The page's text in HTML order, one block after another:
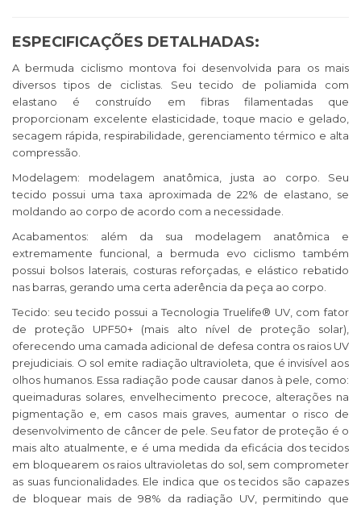
ESPECIFICAÇÕES DETALHADAS:
A bermuda ciclismo montova foi desenvolvida para os mais
diversos tipos de ciclistas. Seu tecido de poliamida com
elastano é construído em fibras filamentadas que
proporcionam excelente elasticidade, toque macio e gelado,
secagem rápida, respirabilidade, gerenciamento térmico e alta
compressão.
Modelagem: modelagem anatômica, justa ao corpo. Seu
tecido possui uma taxa aproximada de 22% de elastano, se
moldando ao corpo de acordo com a necessidade.
Acabamentos: além da sua modelagem anatômica e
extremamente funcional, a bermuda evo ciclismo também
possui bolsos laterais, costuras reforçadas, e elástico rebatido
nas barras, gerando uma certa aderência da peça ao corpo.
Tecido: seu tecido possui a Tecnologia Truelife® UV, com fator
de proteção UPF50+ (mais alto nível de proteção solar),
oferecendo uma camada adicional de defesa contra os raios UV
prejudiciais. O sol emite radiação ultravioleta, que é invisível aos
olhos humanos. Essa radiação pode causar danos à pele, como:
queimaduras solares, envelhecimento precoce, alterações na
pigmentação e, em casos mais graves, aumentar o risco de
desenvolvimento de câncer de pele. Seu fator de proteção é o
mais alto atualmente, e é uma medida da eficácia dos tecidos
em bloquearem os raios ultravioletas do sol, sem comprometer
as suas funcionalidades. Ele indica que os tecidos são capazes
de bloquear mais de 98% da radiação UV, permitindo que